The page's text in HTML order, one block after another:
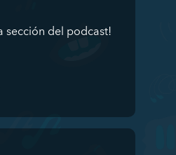
sección del podcast!